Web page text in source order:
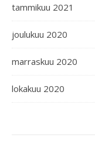
tammikuu 2021
joulukuu 2020
marraskuu 2020
lokakuu 2020